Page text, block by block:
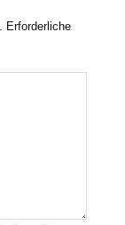
Erforderliche